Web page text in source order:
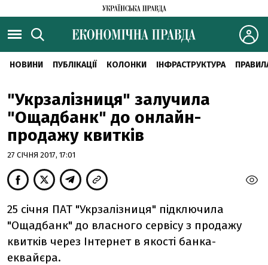
НОВИНИ ПУБЛІКАЦІЇ КОЛОНКИ ІНФРАСТРУКТУРА
"Укрзалізниця" залучила
"Ощадбанк" до онлайн-
продажу квитків
27 СІЧНЯ 2017, 17:01
25 січня ПАТ "Укрзалізниця" підключила
"Ощадбанк" до власного сервісу з продажу
квитків через Інтернет в якості банка-
еквайєра.